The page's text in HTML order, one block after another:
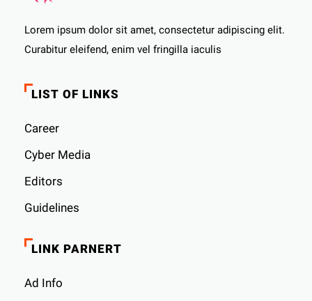
Lorem ipsum dolor sit amet, consectetur adipiscing elit.
Curabitur eleifend, enim vel fringilla iaculis
LIST OF LINKS
Career
Cyber ​​Media
Editors
Guidelines
LINK PARNERT
Ad Info